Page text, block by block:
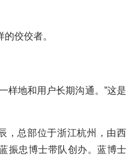
佼佼者。
样地和用户长期沟通。”这是
，总部位于浙江杭州，由西
振忠博士带队创办。蓝博士